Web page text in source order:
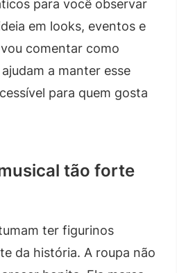
para você observar
em looks, eventos e
comentar como
a manter esse
para quem gosta
tão forte
ter figurinos
da história. A roupa não